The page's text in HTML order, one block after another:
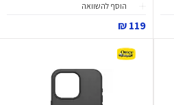
הוסף להשוואה
119 ₪